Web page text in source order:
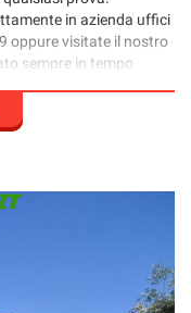
in azienda uffici
oppure visitate il nostro
sempre in tempo
E DEGLI
IL PERSONALE